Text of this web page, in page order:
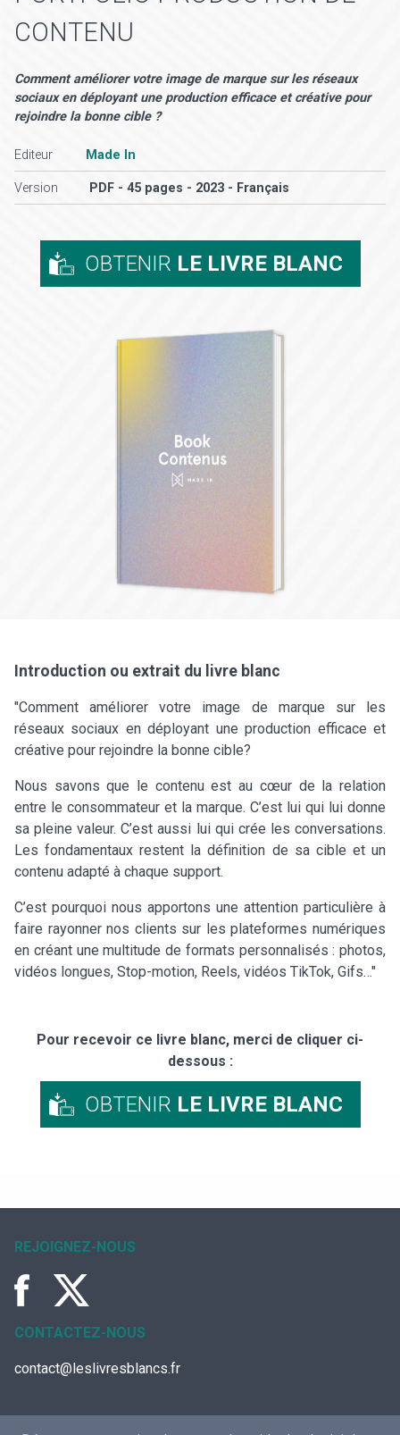
CONTENU
Comment améliorer votre image de marque sur les réseaux
sociaux en déployant une production efficace et créative pour
rejoindre la bonne cible ?
Editeur Made In
Version PDF - 45 pages - 2023 - Français
OBTENIR LE LIVRE BLANC
Introduction ou extrait du livre blanc
"Comment améliorer votre image de marque sur les
réseaux sociaux en déployant une production efficace et
créative pour rejoindre la bonne cible?
Nous savons que le contenu est au cœur de la relation
entre le consommateur et la marque. C’est lui qui lui donne
sa pleine valeur. C’est aussi lui qui crée les conversations.
Les fondamentaux restent la définition de sa cible et un
contenu adapté à chaque support.
C’est pourquoi nous apportons une attention particulière à
faire rayonner nos clients sur les plateformes numériques
en créant une multitude de formats personnalisés : photos,
vidéos longues, Stop-motion, Reels, vidéos TikTok, Gifs…"
Pour recevoir ce livre blanc, merci de cliquer ci-
dessous :
OBTENIR LE LIVRE BLANC
REJOIGNEZ-NOUS
CONTACTEZ-NOUS
contact@leslivresblancs.fr